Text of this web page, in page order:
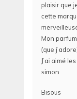
plaisir que
cette
Mon
(que
J’ai aimé
simon
Bisous